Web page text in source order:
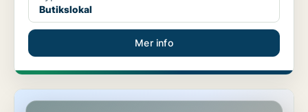
Butikslokal
Mer info
Butikslokal i Hammarbyhamnen